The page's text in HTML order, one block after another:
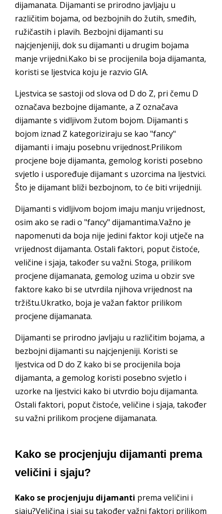
dijamanata. Dijamanti se prirodno javljaju u
različitim bojama, od bezbojnih do žutih, smeđih,
ružičastih i plavih. Bezbojni dijamanti su
najcjenjeniji, dok su dijamanti u drugim bojama
manje vrijedni.Kako bi se procijenila boja dijamanta,
koristi se ljestvica koju je razvio GIA.
Ljestvica se sastoji od slova od D do Z, pri čemu D
označava bezbojne dijamante, a Z označava
dijamante s vidljivom žutom bojom. Dijamanti s
bojom iznad Z kategoriziraju se kao "fancy"
dijamanti i imaju posebnu vrijednost.Prilikom
procjene boje dijamanta, gemolog koristi posebno
svjetlo i uspoređuje dijamant s uzorcima na ljestvici.
Što je dijamant bliži bezbojnom, to će biti vrijedniji.
Dijamanti s vidljivom bojom imaju manju vrijednost,
osim ako se radi o "fancy" dijamantima.Važno je
napomenuti da boja nije jedini faktor koji utječe na
vrijednost dijamanta. Ostali faktori, poput čistoće,
veličine i sjaja, također su važni. Stoga, prilikom
procjene dijamanata, gemolog uzima u obzir sve
faktore kako bi se utvrdila njihova vrijednost na
tržištu.Ukratko, boja je važan faktor prilikom
procjene dijamanata.
Dijamanti se prirodno javljaju u različitim bojama, a
bezbojni dijamanti su najcjenjeniji. Koristi se
ljestvica od D do Z kako bi se procijenila boja
dijamanta, a gemolog koristi posebno svjetlo i
uzorke na ljestvici kako bi utvrdio boju dijamanta.
Ostali faktori, poput čistoće, veličine i sjaja, također
su važni prilikom procjene dijamanata.
Kako se procjenjuju dijamanti prema
veličini i sjaju?
Kako se procjenjuju dijamanti prema veličini i
sjaju?Veličina i sjaj su također važni faktori prilikom